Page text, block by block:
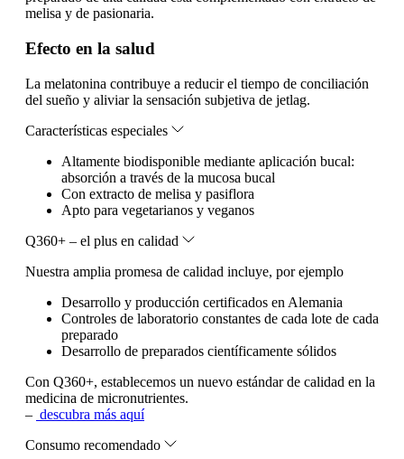
melisa y de pasionaria.
Efecto en la salud
La melatonina contribuye a reducir el tiempo de conciliación
del sueño y aliviar la sensación subjetiva de jetlag.
Características especiales
Altamente biodisponible mediante aplicación bucal:
absorción a través de la mucosa bucal
Con extracto de melisa y pasiflora
Apto para vegetarianos y veganos
Q360+ – el plus en calidad
Nuestra amplia promesa de calidad incluye, por ejemplo
Desarrollo y producción certificados en Alemania
Controles de laboratorio constantes de cada lote de cada
preparado
Desarrollo de preparados científicamente sólidos
Con Q360+, establecemos un nuevo estándar de calidad en la
medicina de micronutrientes.
– descubra más aquí
Consumo recomendado